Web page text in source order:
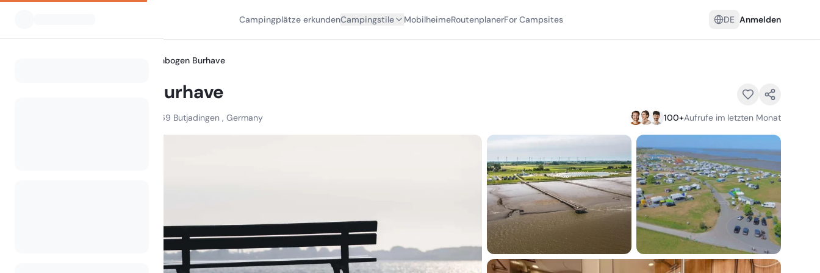
Campingplätze erkundenCampingstile MobilheimeRoutenplanerFor Campsites DE Anmelden
Regenbogen Burhave
Regenbogen Burhave
An der Nordseelagune , 26969 Butjadingen , Germany 100+Aufrufe im letzten Monat